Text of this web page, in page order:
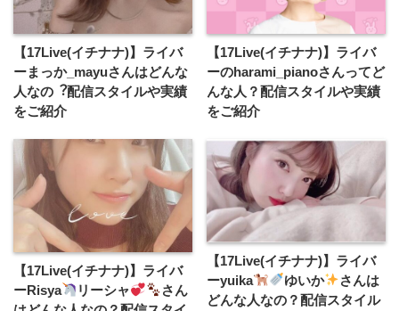
【17Live(イチナナ)】ライバ
ーまっか_mayuさんはどんな
人なの︖配信スタイルや実績
をご紹介
【17Live(イチナナ)】ライバ
ーのharami_pianoさんってど
んな人？配信スタイルや実績
をご紹介
【17Live(イチナナ)】ライバ
ーRisya
リーシャ
さん
【17Live(イチナナ)】ライバ
ーyuika
ゆいか
さんは
どんな人なの？配信スタイル